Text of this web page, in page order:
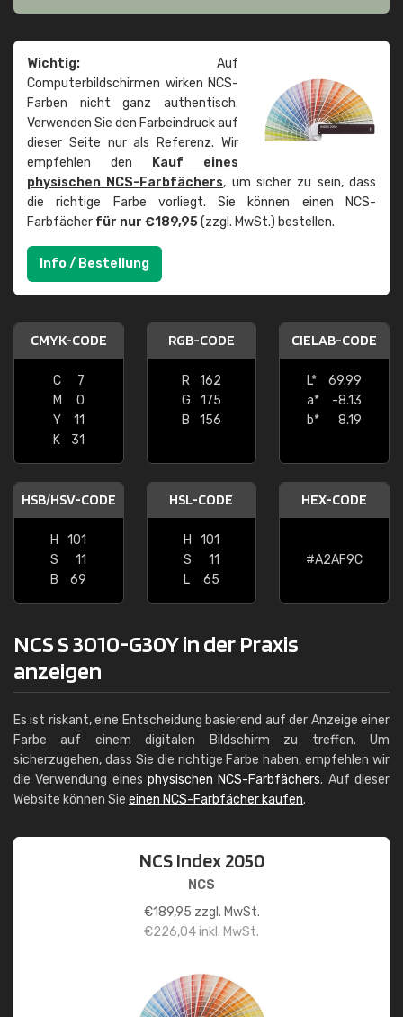
Wichtig: Auf
Computerbildschirmen wirken NCS-
Farben nicht ganz authentisch.
Verwenden Sie den Farbeindruck auf
dieser Seite nur als Referenz. Wir
empfehlen den
Kauf eines
physischen NCS-Farbfächers, um sicher zu sein, dass
die richtige Farbe vorliegt. Sie können einen NCS-
Farbfächer für nur €189,95(zzgl. MwSt.) bestellen.
Info / Bestellung
CMYK-CODE
C
7
M
0
Y
11
K
31
RGB-CODE
R
162
G
175
B
156
CIELAB-CODE
L*
69.99
a*
-8.13
b*
8.19
HSB/HSV-CODE
H
101
S
11
B
69
HSL-CODE
H
101
S
11
L
65
HEX-CODE
#A2AF9C
NCS S 3010-G30Y in der Praxis
anzeigen
Es ist riskant, eine Entscheidung basierend auf der Anzeige einer
Farbe auf einem digitalen Bildschirm zu treffen. Um
sicherzugehen, dass Sie die richtige Farbe haben, empfehlen wir
die Verwendung eines physischen NCS-Farbfächers. Auf dieser
Website können Sie einen NCS-Farbfächer kaufen.
NCS Index 2050
NCS
€189,95 zzgl. MwSt.
€226,04inkl. MwSt.